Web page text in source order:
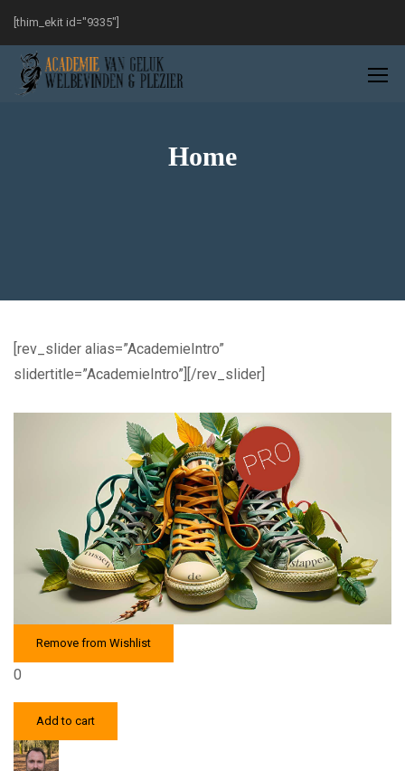
[thim_ekit id="9335"]
Home
[rev_slider alias=”AcademieIntro”
slidertitle=”AcademieIntro”][/rev_slider]
Remove from Wishlist
0
Add to cart